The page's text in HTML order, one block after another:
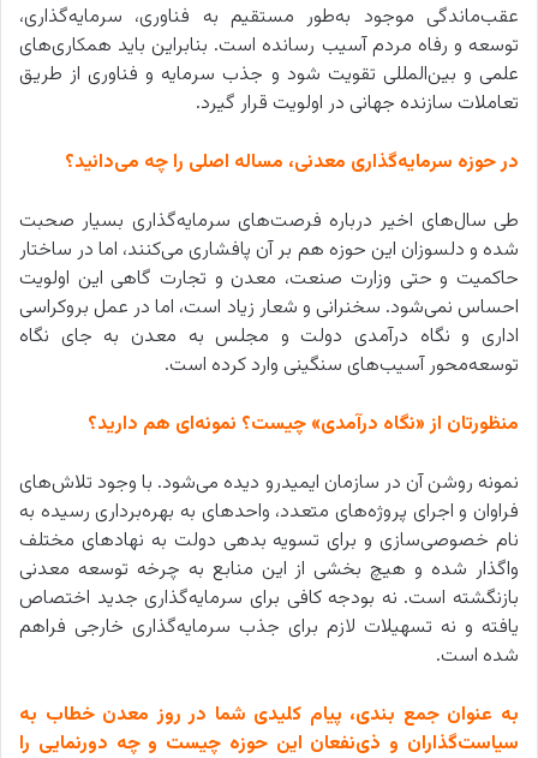
عقب‌ماندگی موجود به‌طور مستقیم به فناوری، سرمایه‌گذاری،
توسعه و رفاه مردم آسیب رسانده است. بنابراین باید همکاری‌های
علمی و بین‌المللی تقویت شود و جذب سرمایه و فناوری از طریق
تعاملات سازنده جهانی در اولویت قرار گیرد.
در حوزه سرمایه‌گذاری معدنی، مساله اصلی را چه می‌دانید؟
طی سال‌های اخیر درباره فرصت‌های سرمایه‌گذاری بسیار صحبت
شده و دلسوزان این حوزه هم بر آن پافشاری می‌کنند، اما در ساختار
حاکمیت و حتی وزارت صنعت، معدن و تجارت گاهی این اولویت
احساس نمی‌شود. سخنرانی و شعار زیاد است، اما در عمل بروکراسی
اداری و نگاه درآمدی دولت و مجلس به معدن به جای نگاه
توسعه‌محور آسیب‌های سنگینی وارد کرده است.
منظورتان از «نگاه درآمدی» چیست؟ نمونه‌ای هم دارید؟
نمونه روشن آن در سازمان ایمیدرو دیده می‌شود. با وجود تلاش‌های
فراوان و اجرای پروژه‌های متعدد، واحدهای به بهره‌برداری رسیده به
نام خصوصی‌سازی و برای تسویه بدهی دولت به نهادهای مختلف
واگذار شده و هیچ بخشی از این منابع به چرخه توسعه معدنی
بازنگشته است. نه بودجه کافی برای سرمایه‌گذاری جدید اختصاص
یافته و نه تسهیلات لازم برای جذب سرمایه‌گذاری خارجی فراهم
شده است.
به عنوان جمع بندی، پیام کلیدی شما در روز معدن خطاب به
سیاست‌گذاران و ذی‌نفعان این حوزه چیست و چه دورنمایی را